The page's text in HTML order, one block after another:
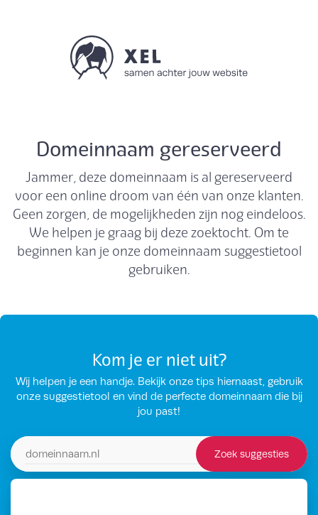
Domeinnaam gereserveerd
Jammer, deze domeinnaam is al gereserveerd
voor een online droom van één van onze klanten.
Geen zorgen, de mogelijkheden zijn nog eindeloos.
We helpen je graag bij deze zoektocht. Om te
beginnen kan je onze domeinnaam suggestietool
gebruiken.
Kom je er niet uit?
Wij helpen je een handje. Bekijk onze tips hiernaast, gebruik
onze suggestietool en vind de perfecte domeinnaam die bij
jou past!
Zoek domeinsuggesties Zoek suggesties